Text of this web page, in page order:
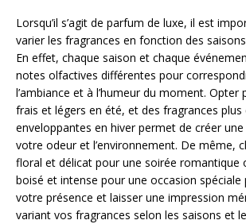
Lorsqu’il s’agit de parfum de luxe, il est
varier les fragrances en fonction des
En effet, chaque saison et chaque
notes olfactives différentes pour
l’ambiance et à l’humeur du moment. Opter
frais et légers en été, et des fragrances plus
enveloppantes en hiver permet de créer
votre odeur et l’environnement. De même,
floral et délicat pour une soirée romantique
boisé et intense pour une occasion spéciale
votre présence et laisser une impression
variant vos fragrances selon les saisons et